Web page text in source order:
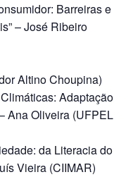
Barreiras e
– José Ribeiro
Altino Choupina)
Adaptação
Ana Oliveira (UFPEL
da Literacia do
Vieira (CIIMAR)